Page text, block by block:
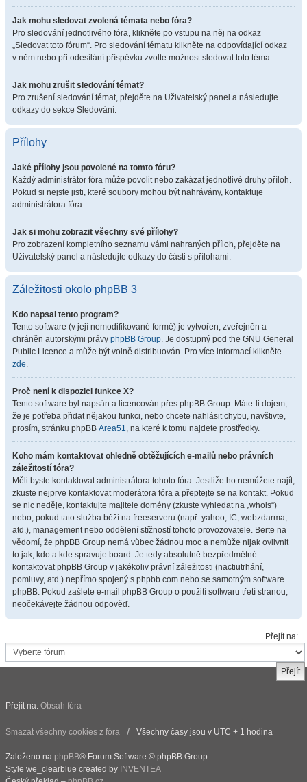
Jak mohu sledovat zvolená témata nebo fóra?
Pro sledování jednotlivého fóra, klikněte po vstupu na něj na odkaz
„Sledovat toto fórum“. Pro sledování tématu klikněte na odpovídající odkaz
v něm nebo při odesílání příspěvku zvolte možnost sledovat toto téma.
Jak mohu zrušit sledování témat?
Pro zrušení sledování témat, přejděte na Uživatelský panel a následujte
odkazy do sekce Sledování.
Přílohy
Jaké přílohy jsou povolené na tomto fóru?
Každý administrátor fóra může povolit nebo zakázat jednotlivé druhy příloh.
Pokud si nejste jisti, které soubory mohou být nahrávány, kontaktuje
administrátora fóra.
Jak si mohu zobrazit všechny své přílohy?
Pro zobrazení kompletního seznamu vámi nahraných příloh, přejděte na
Uživatelský panel a následujte odkazy do části s přílohami.
Záležitosti okolo phpBB 3
Kdo napsal tento program?
Tento software (v její nemodifikované formě) je vytvořen, zveřejněn a
chráněn autorskými právy phpBB Group. Je dostupný pod the GNU General
Public Licence a může být volně distribuován. Pro více informací klikněte
zde.
Proč není k dispozici funkce X?
Tento software byl napsán a licencován přes phpBB Group. Máte-li dojem,
že je potřeba přidat nějakou funkci, nebo chcete nahlásit chybu, navštivte,
prosím, stránku phpBB Area51, na které k tomu najdete prostředky.
Koho mám kontaktovat ohledně obtěžujících e-mailů nebo právních
záležitostí fóra?
Měli byste kontaktovat administrátora tohoto fóra. Jestliže ho nemůžete najít,
zkuste nejprve kontaktovat moderátora fóra a přeptejte se na kontakt. Pokud
se nic neděje, kontaktujte majitele domény (zkuste vyhledat na „whois“)
nebo, pokud tato služba běží na freeserveru (např. yahoo, IC, webzdarma,
atd.), management nebo oddělení stížností tohoto provozovatele. Berte na
vědomí, že phpBB Group nemá vůbec žádnou moc a nemůže nijak ovlivnit
to jak, kdo a kde spravuje board. Je tedy absolutně bezpředmětné
kontaktovat phpBB Group v jakékoliv právní záležitosti (nactiutrhání,
pomluvy, atd.) nepřímo spojený s phpbb.com nebo se samotným software
phpBB. Pokud zašlete e-mail phpBB Group o použití softwaru třetí stranou,
neočekávejte žádnou odpověď.
Přejít na:
Přejít na: Obsah fóra
Smazat všechny cookies z fóra Všechny časy jsou v UTC + 1 hodina
Založeno na phpBB® Forum Software © phpBB Group
Style we_clearblue created by INVENTEA